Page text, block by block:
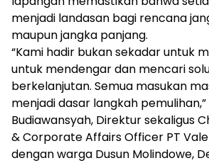
menjadi landasan bagi rencana
maupun jangka panjang.
“Kami hadir bukan sekadar untuk
untuk mendengar dan mencari
berkelanjutan. Semua masukan
menjadi dasar langkah pemulihan,”
Budiawansyah, Direktur sekaligus
& Corporate Affairs Officer PT
dengan warga Dusun Molindowe,